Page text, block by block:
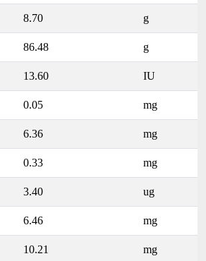
8.70 g
86.48 g
13.60 IU
0.05 mg
6.36 mg
0.33 mg
3.40 ug
6.46 mg
10.21 mg